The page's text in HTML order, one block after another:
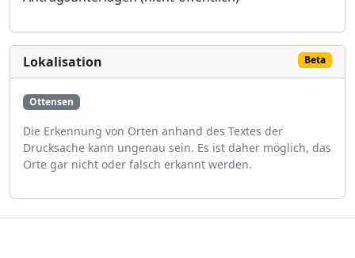
Lokalisation Beta
Ottensen
Die Erkennung von Orten anhand des Textes der
Drucksache kann ungenau sein. Es ist daher möglich, das
Orte gar nicht oder falsch erkannt werden.